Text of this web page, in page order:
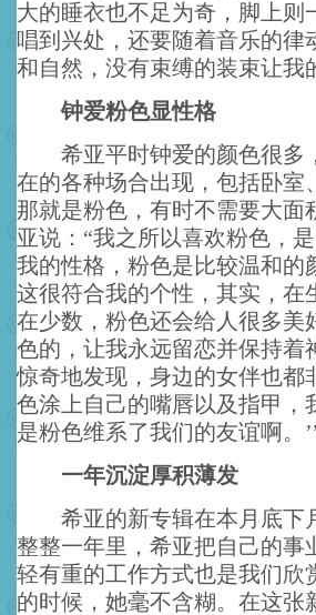
大的睡衣也不足为奇，脚上
唱到兴处，还要随着音乐的
和自然，没有束缚的装束让我
钟爱粉色显性格
希亚平时钟爱的颜色很多
在的各种场合出现，包括卧室
那就是粉色，有时不需要大
亚说：“我之所以喜欢粉色，
我的性格，粉色是比较温和的
这很符合我的个性，其实，在
在少数，粉色还会给人很多美
色的，让我永远留恋并保持着
惊奇地发现，身边的女伴也都
色涂上自己的嘴唇以及指甲，
是粉色维系了我们的友谊啊。
一年沉淀厚积薄发
希亚的新专辑在本月底下
整整一年里，希亚把自己的事
轻有重的工作方式也是我们欣
的时候，她毫不含糊。在这